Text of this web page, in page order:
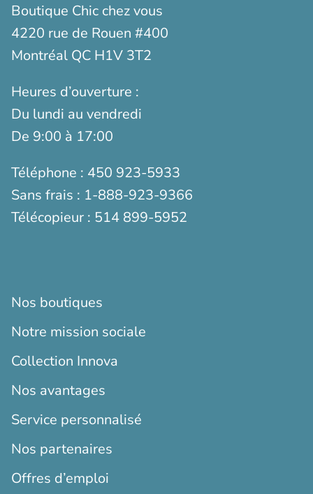
Boutique Chic chez vous
4220 rue de Rouen #400
Montréal QC H1V 3T2
Heures d’ouverture :
Du lundi au vendredi
De 9:00 à 17:00
Téléphone : 450 923-5933
Sans frais : 1-888-923-9366
Télécopieur : 514 899-5952
Nos boutiques
Notre mission sociale
Collection Innova
Nos avantages
Service personnalisé
Nos partenaires
Offres d’emploi